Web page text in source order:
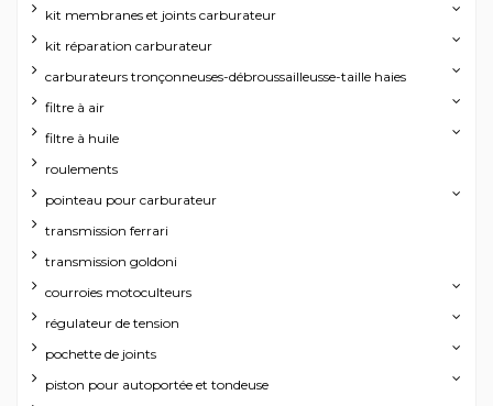
kit membranes et joints carburateur
kit réparation carburateur
carburateurs tronçonneuses-débroussailleusse-taille haies
filtre à air
filtre à huile
roulements
pointeau pour carburateur
transmission ferrari
transmission goldoni
courroies motoculteurs
régulateur de tension
pochette de joints
piston pour autoportée et tondeuse